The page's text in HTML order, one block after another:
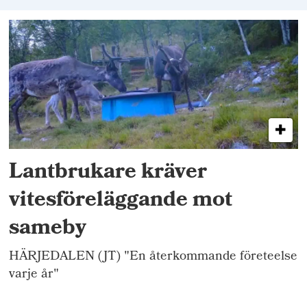
Lantbrukare kräver
vitesföreläggande mot
sameby
HÄRJEDALEN (JT) "En återkommande företeelse
varje år"